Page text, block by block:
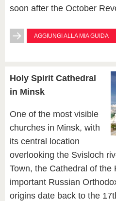
soon after the October
AGGIUNGI ALLA MIA GUIDA
Holy Spirit Cathedral
in Minsk
One of the most visible
churches in Minsk, with
its central location
overlooking the Svisloch
Town, the Cathedral of the
important Russian
origins date back to the